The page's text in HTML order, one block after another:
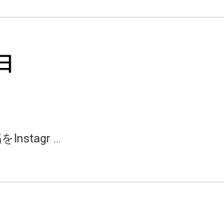
Instagr …